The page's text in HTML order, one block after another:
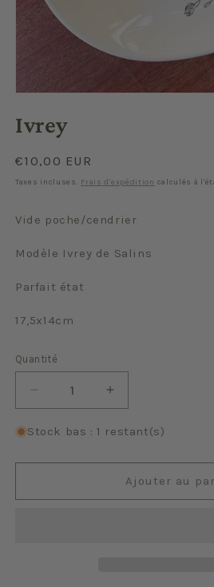
média
1
une
fenêtre
modale
Ivrey
Prix
habituel
€10,00 EUR
Taxes incluses. Frais d'expédition calculés à
Vide poche/cendrier
Modèle Ivrey de Salins
Parfait état
17,5x14cm
Quantité
Quantité
Réduire
la
quantité
Ivrey
Augmenter
la
quantité
Ivrey
Stock bas : 1 restant(s)
Ajouter au